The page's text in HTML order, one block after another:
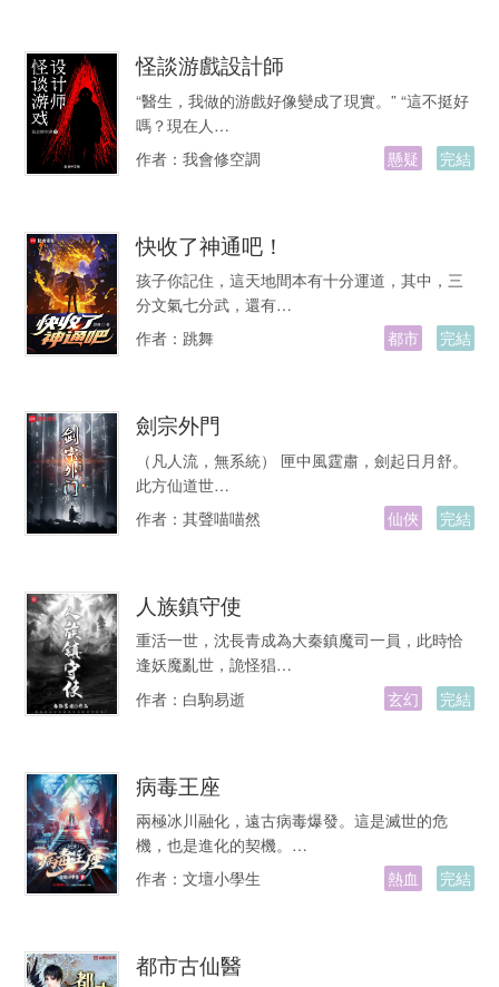
怪談游戲設計師
“醫生，我做的游戲好像變成了現實。” “這不挺好
嗎？現在人…
作者： 我會修空調 懸疑 完結
快收了神通吧！
孩子你記住，這天地間本有十分運道，其中，三
分文氣七分武，還有…
作者： 跳舞 都市 完結
劍宗外門
（凡人流，無系統） 匣中風霆肅，劍起日月舒。
此方仙道世…
作者： 其聲喵喵然 仙俠 完結
人族鎮守使
重活一世，沈長青成為大秦鎮魔司一員，此時恰
逢妖魔亂世，詭怪猖…
作者： 白駒易逝 玄幻 完結
病毒王座
兩極冰川融化，遠古病毒爆發。這是滅世的危
機，也是進化的契機。…
作者： 文壇小學生 熱血 完結
都市古仙醫